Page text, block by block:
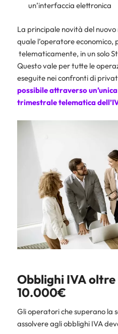
un’interfaccia elettronica
La principale novità del
quale l’operatore economico,
telematicamente, in un solo
Questo vale per tutte le
eseguite nei confronti di
possibile attraverso
trimestrale telematica
Obblighi IVA oltre
10.000€
Gli operatori che superano la
assolvere agli obblighi IVA